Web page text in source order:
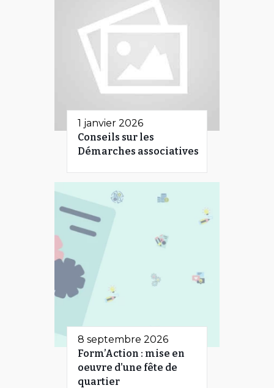
1 janvier 2026
Conseils sur les
Démarches associatives
8 septembre 2026
Form’Action : mise en
oeuvre d’une fête de
quartier